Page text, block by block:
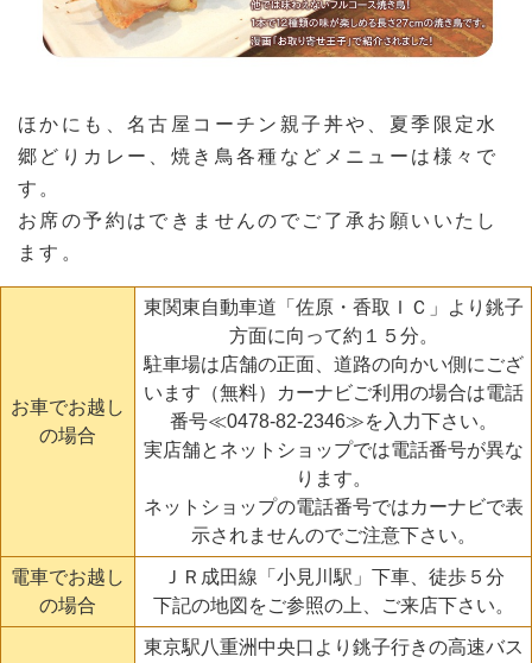
ほかにも、名古屋コーチン親子丼や、夏季限定水
郷どりカレー、焼き鳥各種などメニューは様々で
す。
お席の予約はできませんのでご了承お願いいたし
ます。
お車でお越し
の場合
東関東自動車道「佐原・香取ＩＣ」より銚子
方面に向って約１５分。
駐車場は店舗の正面、道路の向かい側にござ
います（無料）カーナビご利用の場合は電話
番号≪0478-82-2346≫を入力下さい。
実店舗とネットショップでは電話番号が異な
ります。
ネットショップの電話番号ではカーナビで表
示されませんのでご注意下さい。
電車でお越し
の場合
ＪＲ成田線「小見川駅」下車、徒歩５分
下記の地図をご参照の上、ご来店下さい。
東京駅八重洲中央口より銚子行きの高速バス